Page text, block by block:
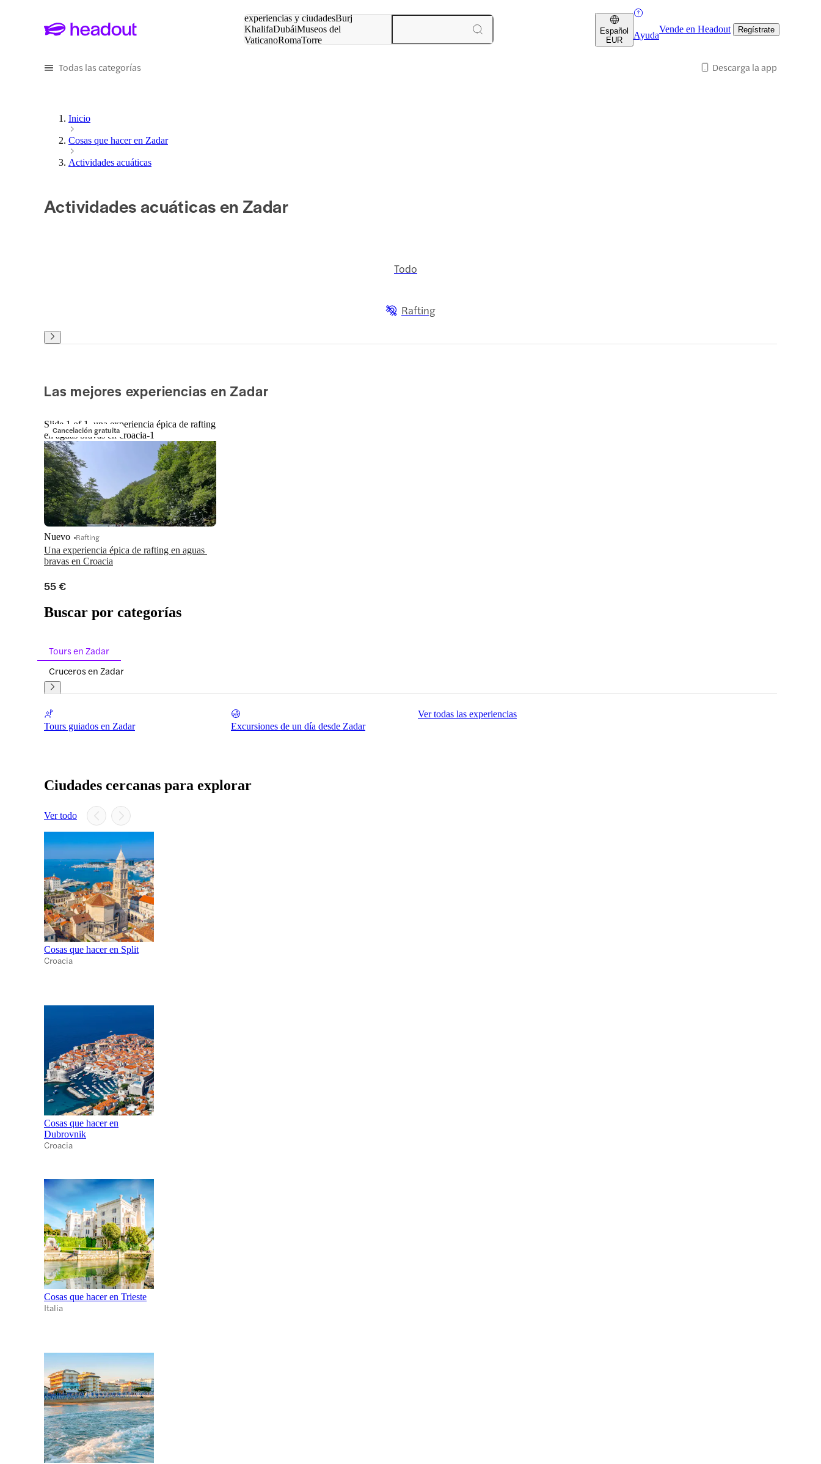
experiencias y ciudadesBurj
KhalifaDubáiMuseos del
VaticanoRomaTorre
Español
EUR
Ayuda
Vende en Headout Regístrate
Todas las categorías Descarga la app
Inicio
Cosas que hacer en Zadar
Actividades acuáticas
Actividades acuáticas en Zadar
Todo
Rafting
Las mejores experiencias en Zadar
Cancelación gratuita
Slide 1 of 1, una experiencia épica de rafting
en aguas bravas en croacia-1
Una experiencia épica de rafting en aguas
bravas en Croacia
Nuevo Rafting
55 €
Buscar por categorías
Tours en Zadar
Cruceros en Zadar
Tours guiados en Zadar Excursiones de un día desde Zadar
Ver todas las experiencias
Ciudades cercanas para explorar
Ver todo
Cosas que hacer en Split
Croacia
Cosas que hacer en
Dubrovnik
Croacia
Cosas que hacer en Trieste
Italia